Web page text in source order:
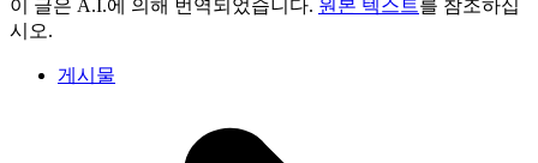
이 글은 A.I.에 의해 번역되었습니다. 원본 텍스트를 참조하십
시오.
게시물